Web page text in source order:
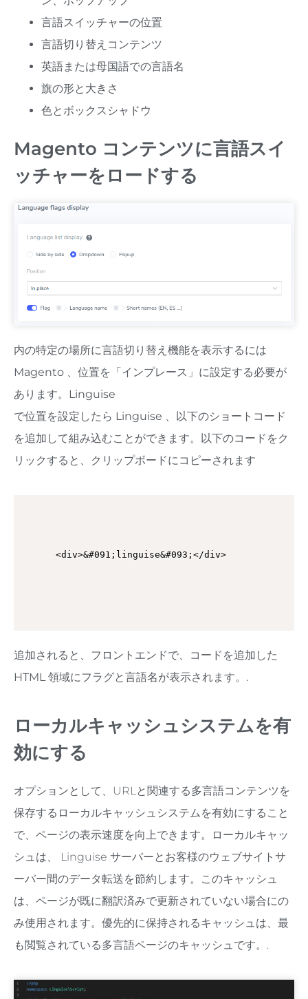
言語スイッチャーの位置
言語切り替えコンテンツ
英語または母国語での言語名
旗の形と大きさ
色とボックスシャドウ
Magento コンテンツに言語スイ
ッチャーをロードする
内の特定の場所に言語切り替え機能を表示するには
Magento 、位置を「インプレース」に設定する必要が
あります。Linguise
で位置を設定したら Linguise 、以下のショートコード
を追加して組み込むことができます。以下のコードをク
リックすると、クリップボードにコピーされます
<div>&#091;linguise&#093;</div>
追加されると、フロントエンドで、コードを追加した
HTML 領域にフラグと言語名が表示されます。.
ローカルキャッシュシステムを有
効にする
オプションとして、URLと関連する多言語コンテンツを
保存するローカルキャッシュシステムを有効にすること
で、ページの表示速度を向上できます。ローカルキャッ
シュは、 Linguise サーバーとお客様のウェブサイトサ
ーバー間のデータ転送を節約します。このキャッシュ
は、ページが既に翻訳済みで更新されていない場合にの
み使用されます。優先的に保持されるキャッシュは、最
も閲覧されている多言語ページのキャッシュです。.